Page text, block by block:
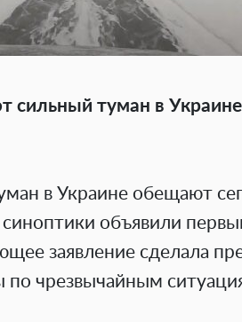
сильный туман в
в Украине обещают
объявили
заявление сделала
по чрезвычайным